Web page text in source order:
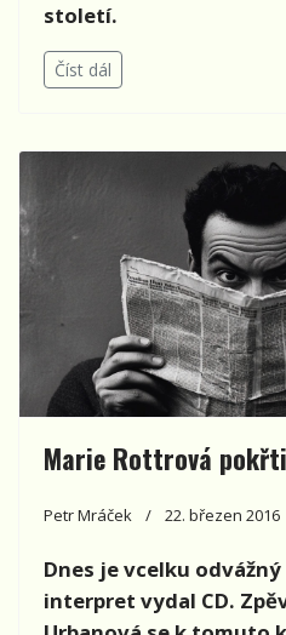
století.
Číst dál
Marie Rottrová
Petr Mráček 22. březen 2016
Dnes je vcelku
interpret vydal CD.